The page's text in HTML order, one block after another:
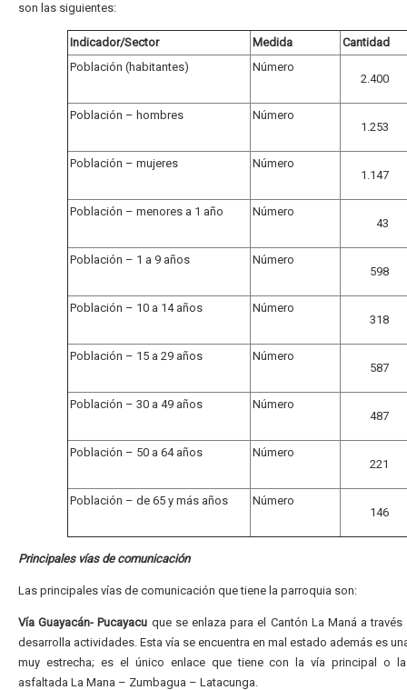
son las siguientes:
Indicador/Sector Medida
Cantidad
Población (habitantes)
Número
2.400
Población – hombres
Número
1.253
Población – mujeres
Número
1.147
Población – menores a 1 año
Número
43
Población – 1 a 9 años
Número
598
Población – 10 a 14 años
Número
318
Población – 15 a 29 años
Número
587
Población – 30 a 49 años
Número
487
Población – 50 a 64 años
Número
221
Población – de 65 y más años
Número
146
Principales vías de comunicación
Las principales vías de comunicación que tiene la parroquia son:
Vía Guayacán- Pucayacu que se enlaza para el Cantón La Maná a
desarrolla actividades. Esta vía se encuentra en mal estado además es
muy estrecha; es el único enlace que tiene con la vía principal o la
asfaltada La Mana – Zumbagua – Latacunga.